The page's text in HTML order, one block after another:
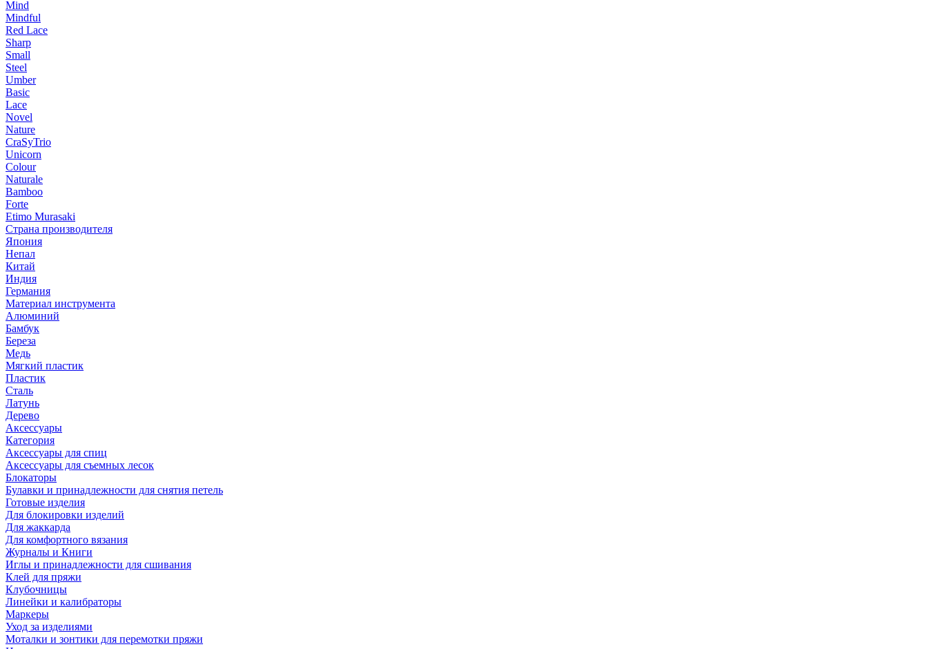
Mind
Mindful
Red Lace
Sharp
Small
Steel
Umber
Basic
Lace
Novel
Nature
CraSyTrio
Unicorn
Colour
Naturale
Bamboo
Forte
Etimo Murasaki
Страна производителя
Япония
Непал
Китай
Индия
Германия
Материал инструмента
Алюминий
Бамбук
Береза
Медь
Мягкий пластик
Пластик
Сталь
Латунь
Дерево
Аксессуары
Категория
Аксессуары для спиц
Аксессуары для съемных лесок
Блокаторы
Булавки и принадлежности для снятия петель
Готовые изделия
Для блокировки изделий
Для жаккарда
Для комфортного вязания
Журналы и Книги
Иглы и принадлежности для сшивания
Клей для пряжи
Клубочницы
Линейки и калибраторы
Маркеры
Уход за изделиями
Моталки и зонтики для перемотки пряжи